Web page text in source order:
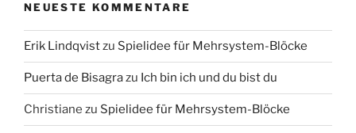
NEUESTE KOMMENTARE
Erik Lindqvistzu Spielidee für Mehrsystem-Blöcke
Puerta de Bisagrazu Ich bin ich und du bist du
Christiane zu Spielidee für Mehrsystem-Blöcke